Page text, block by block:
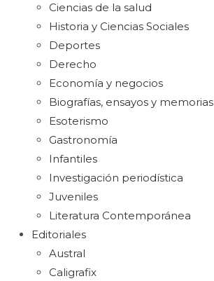
Ciencias de la salud
Historia y Ciencias Sociales
Deportes
Derecho
Economía y negocios
Biografías, ensayos y memorias
Esoterismo
Gastronomía
Infantiles
Investigación periodística
Juveniles
Literatura Contemporánea
Editoriales
Austral
Caligrafix